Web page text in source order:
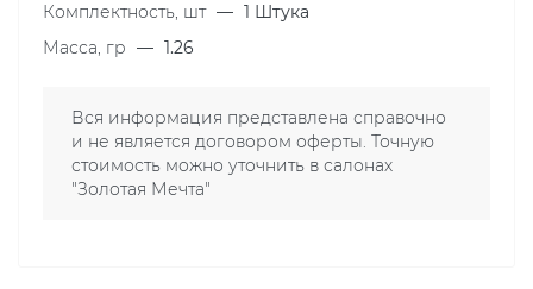
Комплектность, шт — 1 Штука
Масса, гр — 1.26
Вся информация представлена справочно
и не является договором оферты. Точную
стоимость можно уточнить в салонах
"Золотая Мечта"